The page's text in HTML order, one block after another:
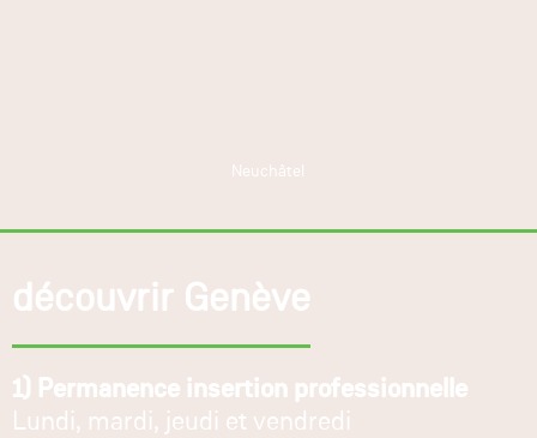
Neuchâtel
découvrir Genève
1) Permanence insertion professionnelle
Lundi, mardi, jeudi et vendredi